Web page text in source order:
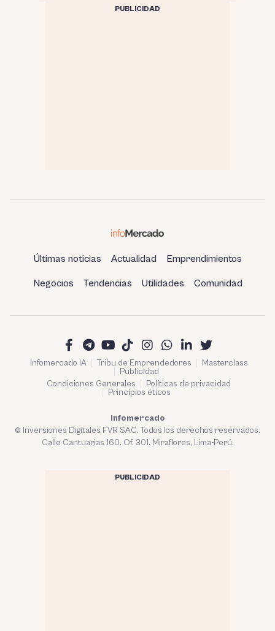
PUBLICIDAD
Últimas noticias Actualidad Emprendimientos
Negocios Tendencias Utilidades Comunidad
Infomercado IA Tribu de Emprendedores
Masterclass
Publicidad
Condiciones Generales
Políticas de privacidad
Principios éticos
Infomercado
© Inversiones Digitales FVR SAC. Todos los derechos reservados.
Calle Cantuarias 160. Of. 301. Miraflores, Lima-Perú.
PUBLICIDAD